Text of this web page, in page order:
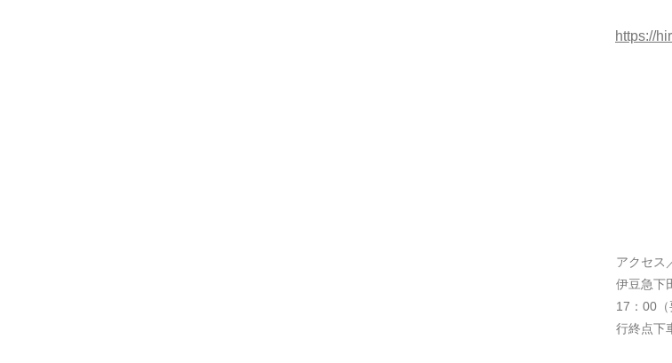
https://
アクセス
伊豆急
17：00
行終点下